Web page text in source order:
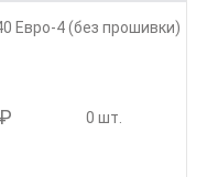
Евро-4 (без прошивки)
0 шт.